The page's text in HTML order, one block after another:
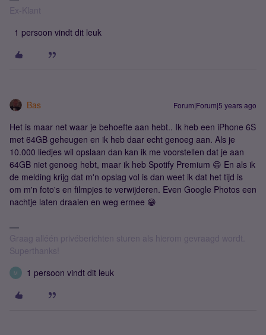
Ex-Klant
1 persoon vindt dit leuk
Bas Forum|Forum|5 years ago
Het is maar net waar je behoefte aan hebt.. Ik heb een iPhone 6S
met 64GB geheugen en ik heb daar echt genoeg aan. Als je
10.000 liedjes wil opslaan dan kan ik me voorstellen dat je aan
64GB niet genoeg hebt, maar ik heb Spotify Premium 😄 En als ik
de melding krijg dat m'n opslag vol is dan weet ik dat het tijd is
om m'n foto's en filmpjes te verwijderen. Even Google Photos een
nachtje laten draaien en weg ermee 😁
Graag alléén privéberichten sturen als hierom gevraagd wordt.
Superthanks!
M 1 persoon vindt dit leuk